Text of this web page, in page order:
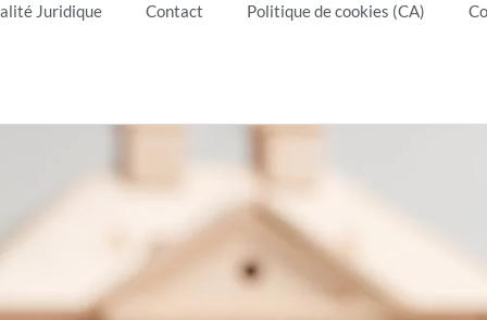
Juridique Contact Politique de cookies (CA)